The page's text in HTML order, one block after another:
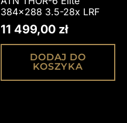
384×288 3.5-28x LRF
11 499,00 zł
DODAJ DO
KOSZYKA